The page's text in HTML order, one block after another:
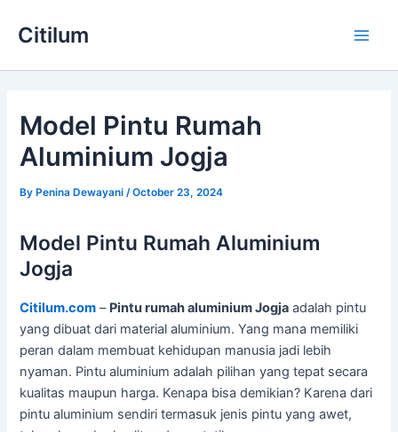
Citilum
Model Pintu Rumah
Aluminium Jogja
ByPenina Dewayani /October 23, 2024
Model Pintu Rumah Aluminium
Jogja
Citilum.com – Pintu rumah aluminium Jogja adalah pintu
yang dibuat dari material aluminium. Yang mana memiliki
peran dalam membuat kehidupan manusia jadi lebih
nyaman. Pintu aluminium adalah pilihan yang tepat secara
kualitas maupun harga. Kenapa bisa demikian? Karena dari
pintu aluminium sendiri termasuk jenis pintu yang awet,